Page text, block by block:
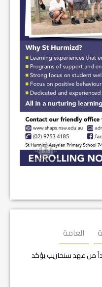
العامة
من عهد سنحاريب يؤكد